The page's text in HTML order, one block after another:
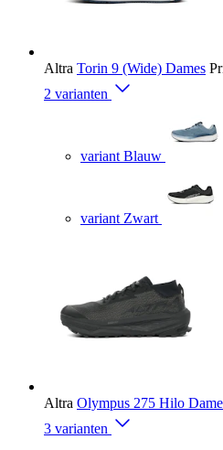
Altra Torin 9 (Wide) Dames
2 varianten
variant Blauw
variant Zwart
Altra Olympus 275 Hilo
3 varianten